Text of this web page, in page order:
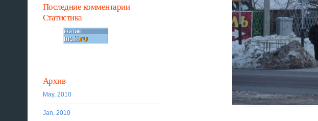
Последние комментарии
Статистика
Архив
May, 2010
Jan, 2010